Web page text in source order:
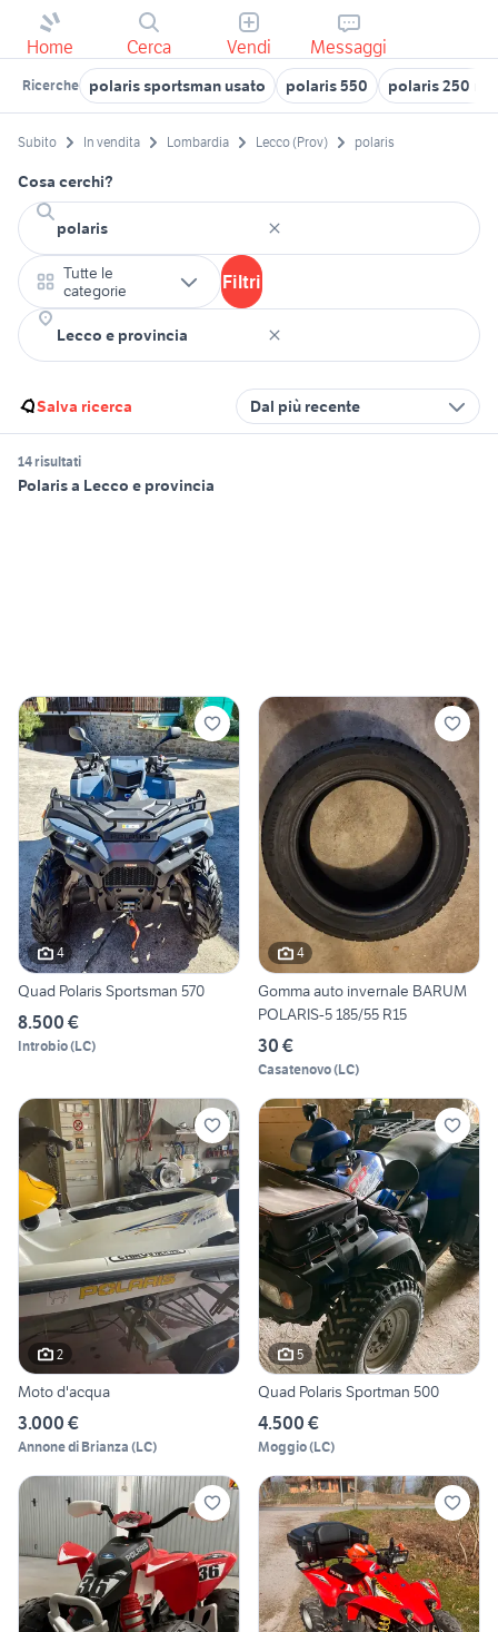
Home Cerca Vendi Messaggi
Ricerche polaris sportsman usato polaris 550 polaris 250
Subito In vendita Lombardia Lecco (Prov) polaris
Cosa cerchi?
Tutte le
categorie
Filtri
Salva ricerca Dal più recente
14 risultati
Polaris a Lecco e provincia
4
Quad Polaris Sportsman 570
8.500 €
Introbio(LC)
4
Gomma auto invernale BARUM
POLARIS-5 185/55 R15
30 €
Casatenovo(LC)
2
Moto d'acqua
3.000 €
Annone di Brianza (LC)
5
Quad Polaris Sportman 500
4.500 €
Moggio(LC)